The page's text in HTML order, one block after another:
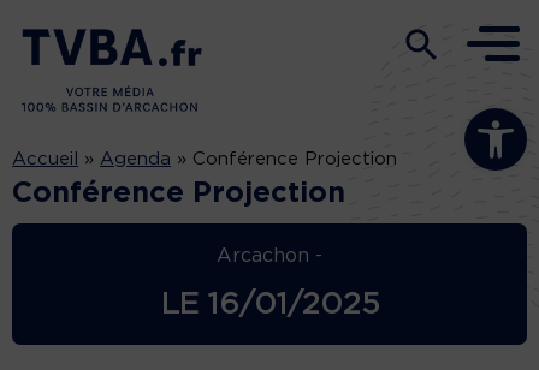
Ouvrir la
Accueil » Agenda » Conférence Projection
Conférence Projection
Arcachon -
LE 16/01/2025